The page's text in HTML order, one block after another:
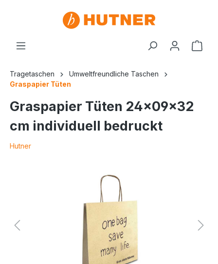
Tragetaschen
Umweltfreundliche Taschen
Graspapier Tüten
Graspapier Tüten 24x09x32
cm individuell bedruckt
Hutner